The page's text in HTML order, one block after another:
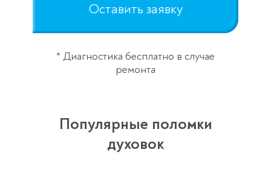
Оставить заявку
* Диагностика бесплатно в случае
ремонта
Популярные поломки
духовок